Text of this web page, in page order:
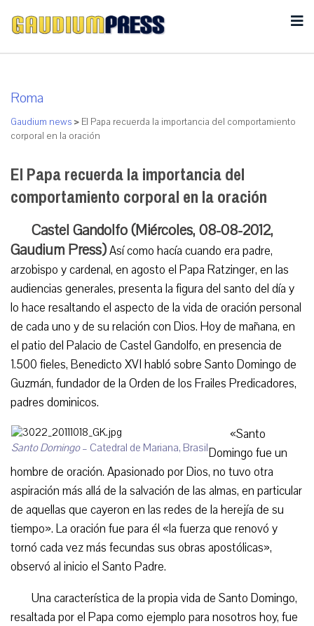
Roma
Gaudium news > El Papa recuerda la importancia del comportamiento
corporal en la oración
El Papa recuerda la importancia del
comportamiento corporal en la oración
Castel Gandolfo (Miércoles, 08-08-2012,
Gaudium Press)Así como hacía cuando era padre,
arzobispo y cardenal, en agosto el Papa Ratzinger, en las
audiencias generales, presenta la figura del santo del día y
lo hace resaltando el aspecto de la vida de oración personal
de cada uno y de su relación con Dios. Hoy de mañana, en
el patio del Palacio de Castel Gandolfo, en presencia de
1.500 fieles, Benedicto XVI habló sobre Santo Domingo de
Guzmán, fundador de la Orden de los Frailes Predicadores,
padres dominicos.
Santo Domingo– Catedral de Mariana, Brasil
«Santo
Domingo fue un
hombre de oración. Apasionado por Dios, no tuvo otra
aspiración más allá de la salvación de las almas, en particular
de aquellas que cayeron en las redes de la herejía de su
tiempo». La oración fue para él «la fuerza que renovó y
tornó cada vez más fecundas sus obras apostólicas»,
observó al inicio el Santo Padre.
Una característica de la propia vida de Santo Domingo,
resaltada por el Papa como ejemplo para nosotros hoy, fue